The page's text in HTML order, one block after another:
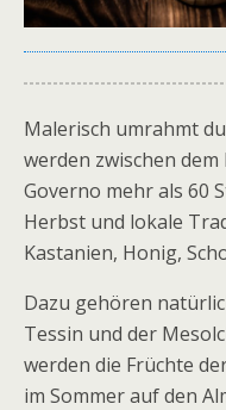
Malerisch umrahmt
werden zwischen
Governo mehr als 60
Herbst und lokale
Kastanien, Honig,
Dazu gehören
Tessin und der
werden die Früchte
im Sommer auf den